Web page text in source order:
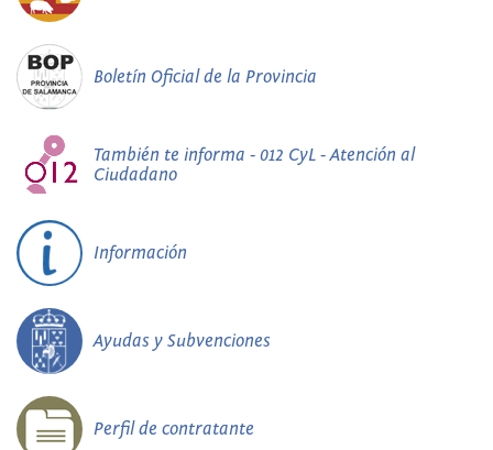
Boletín Oficial de la Provincia
También te informa - 012 CyL - Atención al
Ciudadano
Información
Ayudas y Subvenciones
Perfil de contratante